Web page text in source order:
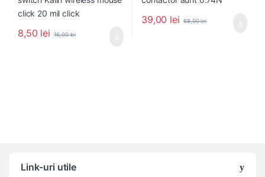
8,50 lei 16,00lei
39,00 lei 68,00lei
Link-uri utile